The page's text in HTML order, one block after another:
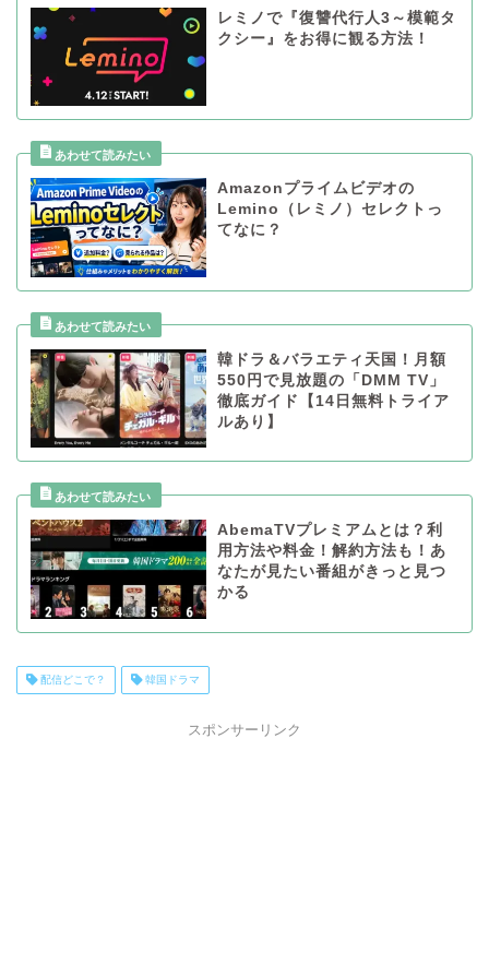
レミノで『復讐代行人3～模範タ
クシー』をお得に観る方法！
Amazonプライムビデオの
Lemino（レミノ）セレクトっ
てなに？
韓ドラ＆バラエティ天国！月額
550円で見放題の「DMM TV」
徹底ガイド【14日無料トライア
ルあり】
AbemaTVプレミアムとは？利
用方法や料金！解約方法も！あ
なたが見たい番組がきっと見つ
かる
配信どこで？ 韓国ドラマ
スポンサーリンク